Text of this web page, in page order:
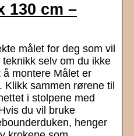
130 cm –
målet for deg som vil
selv om du ikke
montere Målet er
sammen rørene til
i stolpene med
du vil bruke
henger